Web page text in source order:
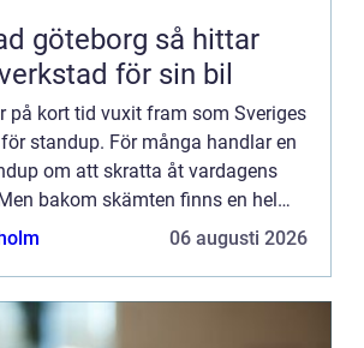
så hittar
för sin bil
på kort tid vuxit fram som Sveriges
standup. För många handlar en
om att skratta åt vardagens
bakom skämten finns en hel
k...
06 augusti 2026